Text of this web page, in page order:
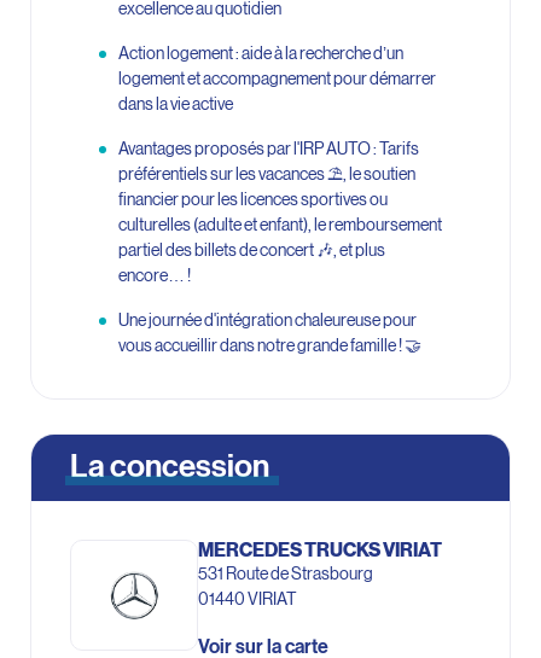
excellence au quotidien
Action logement : aide à la recherche d’un
logement et accompagnement pour démarrer
dans la vie active
Avantages proposés par l'IRP AUTO : Tarifs
préférentiels sur les vacances ⛱️, le soutien
financier pour les licences sportives ou
culturelles (adulte et enfant), le remboursement
partiel des billets de concert 🎶, et plus
encore… !
Une journée d'intégration chaleureuse pour
vous accueillir dans notre grande famille ! 🤝
La concession
MERCEDES TRUCKS VIRIAT
531 Route de Strasbourg
01440 VIRIAT
Voir sur la carte